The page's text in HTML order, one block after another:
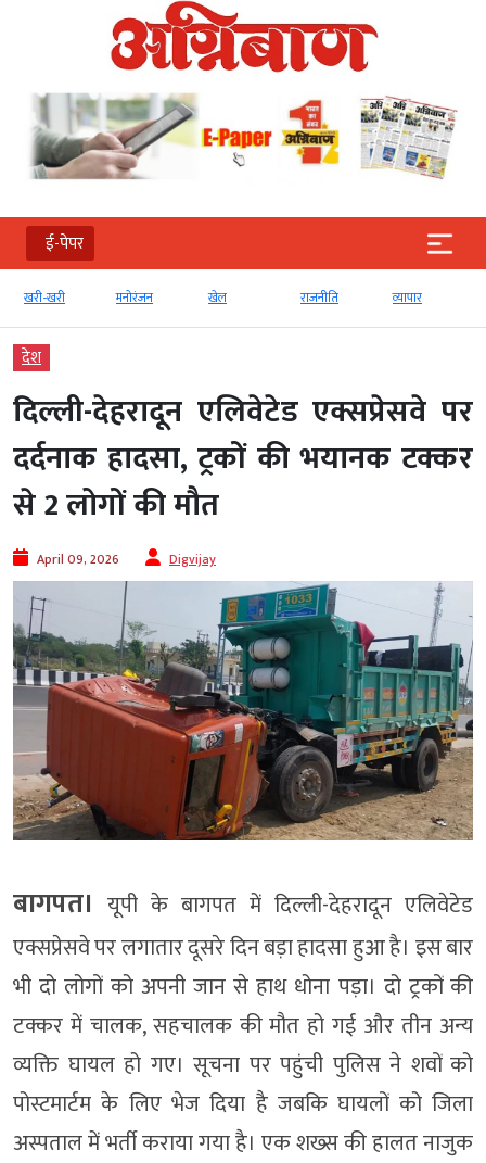
ई-पेपर
खरी-खरी मनोरंजन खेल राजनीति व्‍यापार
देश
दिल्ली-देहरादून एलिवेटेड एक्सप्रेसवे पर
दर्दनाक हादसा, ट्रकों की भयानक टक्कर
से 2 लोगों की मौत
April 09, 2026 Digvijay
बागपत। यूपी के बागपत में दिल्ली-देहरादून एलिवेटेड
एक्सप्रेसवे पर लगातार दूसरे दिन बड़ा हादसा हुआ है। इस बार
भी दो लोगों को अपनी जान से हाथ धोना पड़ा। दो ट्रकों की
टक्कर में चालक, सहचालक की मौत हो गई और तीन अन्य
व्यक्ति घायल हो गए। सूचना पर पहुंची पुलिस ने शवों को
पोस्टमार्टम के लिए भेज दिया है जबकि घायलों को जिला
अस्पताल में भर्ती कराया गया है। एक शख्स की हालत नाजुक